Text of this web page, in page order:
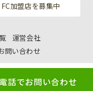
電話でお問い合わせ
FC加盟店を募集中
運営会社
問い合わせ